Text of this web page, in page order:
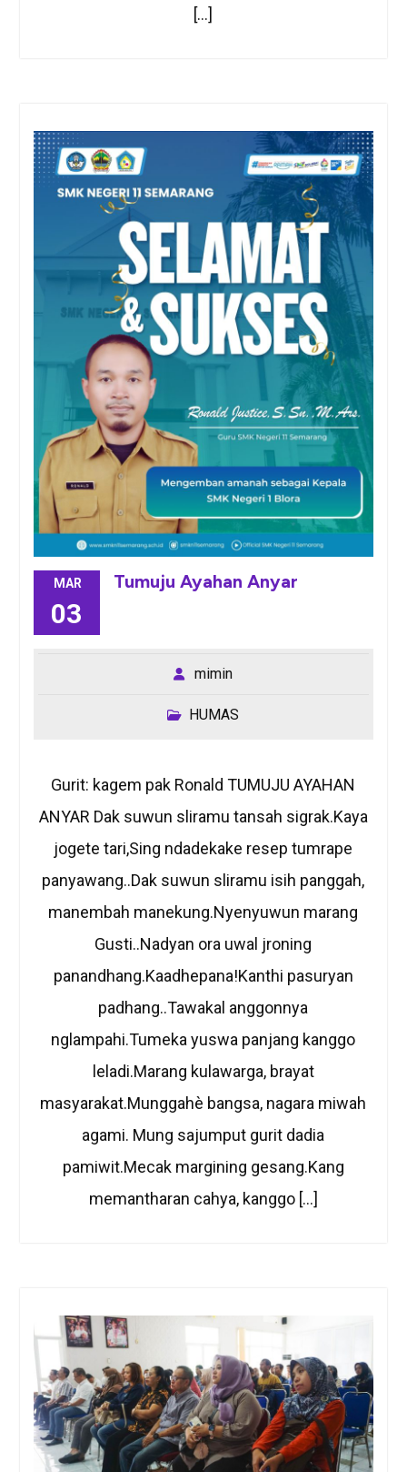
[…]
MAR
03
Tumuju Ayahan Anyar
mimin
HUMAS
Gurit: kagem pak Ronald TUMUJU AYAHAN
ANYAR Dak suwun sliramu tansah sigrak.Kaya
jogete tari,Sing ndadekake resep tumrape
panyawang..Dak suwun sliramu isih panggah,
manembah manekung.Nyenyuwun marang
Gusti..Nadyan ora uwal jroning
panandhang.Kaadhepana!Kanthi pasuryan
padhang..Tawakal anggonnya
nglampahi.Tumeka yuswa panjang kanggo
leladi.Marang kulawarga, brayat
masyarakat.Munggahè bangsa, nagara miwah
agami. Mung sajumput gurit dadia
pamiwit.Mecak margining gesang.Kang
memantharan cahya, kanggo […]